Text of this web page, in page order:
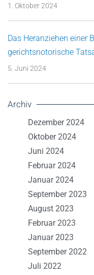
1. Oktober 2024
Das Heranziehen einer
gerichtsnotorische
5. Juni 2024
Archiv
Dezember 2024
Oktober 2024
Juni 2024
Februar 2024
Januar 2024
September 2023
August 2023
Februar 2023
Januar 2023
September 2022
Juli 2022